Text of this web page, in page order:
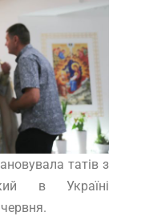
татів з
в Україні